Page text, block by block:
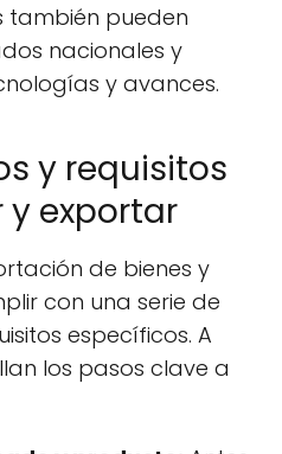
también pueden
nacionales y
y avances.
y requisitos
exportar
de bienes y
con una serie de
específicos. A
los pasos clave a